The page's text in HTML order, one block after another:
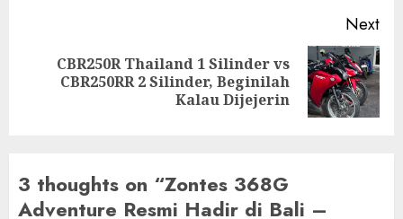
Next
Next
CBR250R Thailand 1 Silinder vs
CBR250RR 2 Silinder, Beginilah
Kalau Dijejerin
3 thoughts on “Zontes 368G
Adventure Resmi Hadir di Bali –